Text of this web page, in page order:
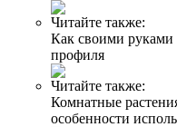
Читайте также:
Как своими руками
профиля
Читайте также:
Комнатные
особенности